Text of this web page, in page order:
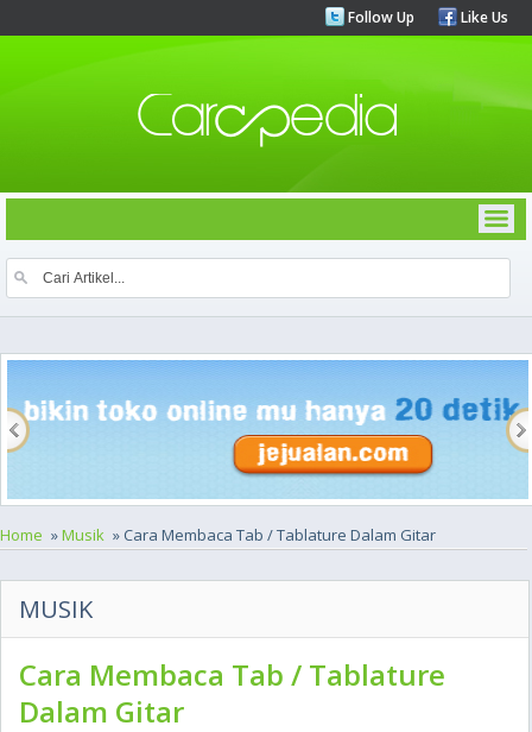
Follow Up Like Us
Home »Musik » Cara Membaca Tab / Tablature Dalam Gitar
MUSIK
Cara Membaca Tab / Tablature
Dalam Gitar